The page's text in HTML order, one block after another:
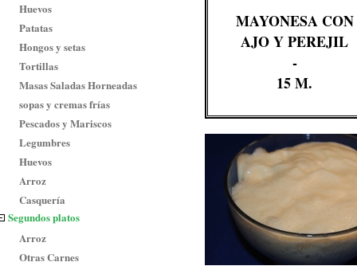
Huevos
Patatas
Hongos y setas
Tortillas
Masas Saladas Horneadas
sopas y cremas frías
Pescados y Mariscos
Legumbres
Huevos
Arroz
Casquería
Segundos platos
Arroz
Otras Carnes
MAYONESA CON
AJO Y PEREJIL
-
15 M.